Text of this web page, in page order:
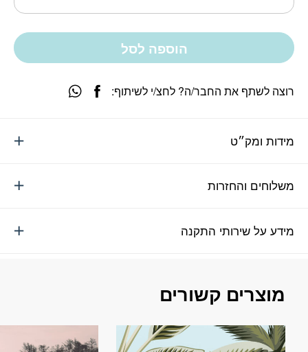
הוספה לסל
מידות ומק״ט
משלוחים והחזרות
מידע על שירותי התקנה
רוצה לשתף את החבר/ה? לחצ/י לשיתוף:
מוצרים קשורים